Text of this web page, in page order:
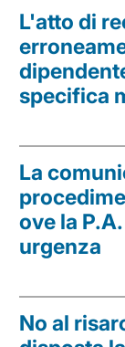
L'atto di
specifica
La
ove la
urgenza
No al